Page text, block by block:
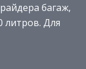
багаж,
литров. Для